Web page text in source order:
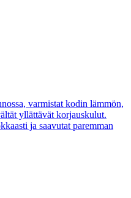
varmistat kodin lämmön,
yllättävät korjauskulut.
ja saavutat paremman